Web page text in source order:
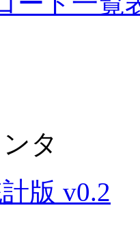
タ
版 v0.2